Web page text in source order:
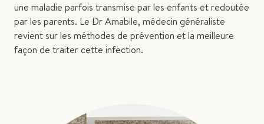
une maladie parfois transmise par les enfants et redoutée
par les parents. Le Dr Amabile, médecin généraliste
revient sur les méthodes de prévention et la meilleure
façon de traiter cette infection.